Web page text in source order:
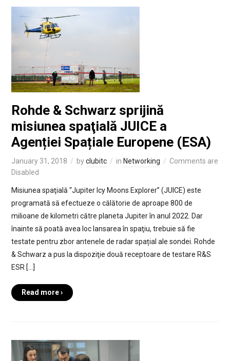
Rohde & Schwarz sprijină
misiunea spaţială JUICE a
Agenției Spațiale Europene (ESA)
January 31, 2018 byclubitc in Networking
Comments are
Disabled
Misiunea spaţială “Jupiter Icy Moons Explorer” (JUICE) este
programată să efectueze o călătorie de aproape 800 de
milioane de kilometri către planeta Jupiter în anul 2022. Dar
înainte să poată avea loc lansarea în spaţiu, trebuie să fie
testate pentru zbor antenele de radar spațial ale sondei. Rohde
& Schwarz a pus la dispoziţie două receptoare de testare R&S
ESR […]
Read more ›